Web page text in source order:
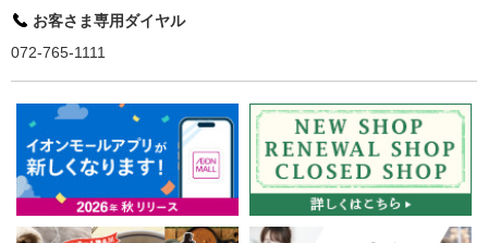
お客さま専用ダイヤル
072-765-1111